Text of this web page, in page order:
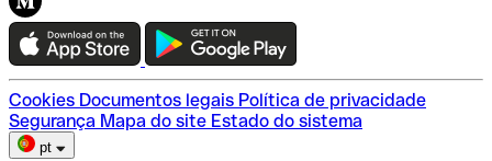
Teste a Qonto
Escolha do plano
Cookies Documentos legais Política de privacidade
Segurança Mapa do site Estado do sistema
pt